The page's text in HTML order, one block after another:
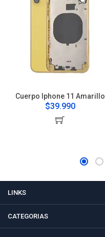
Cuerpo Iphone 11 Amarillo
$39.990
LINKS
CATEGORIAS